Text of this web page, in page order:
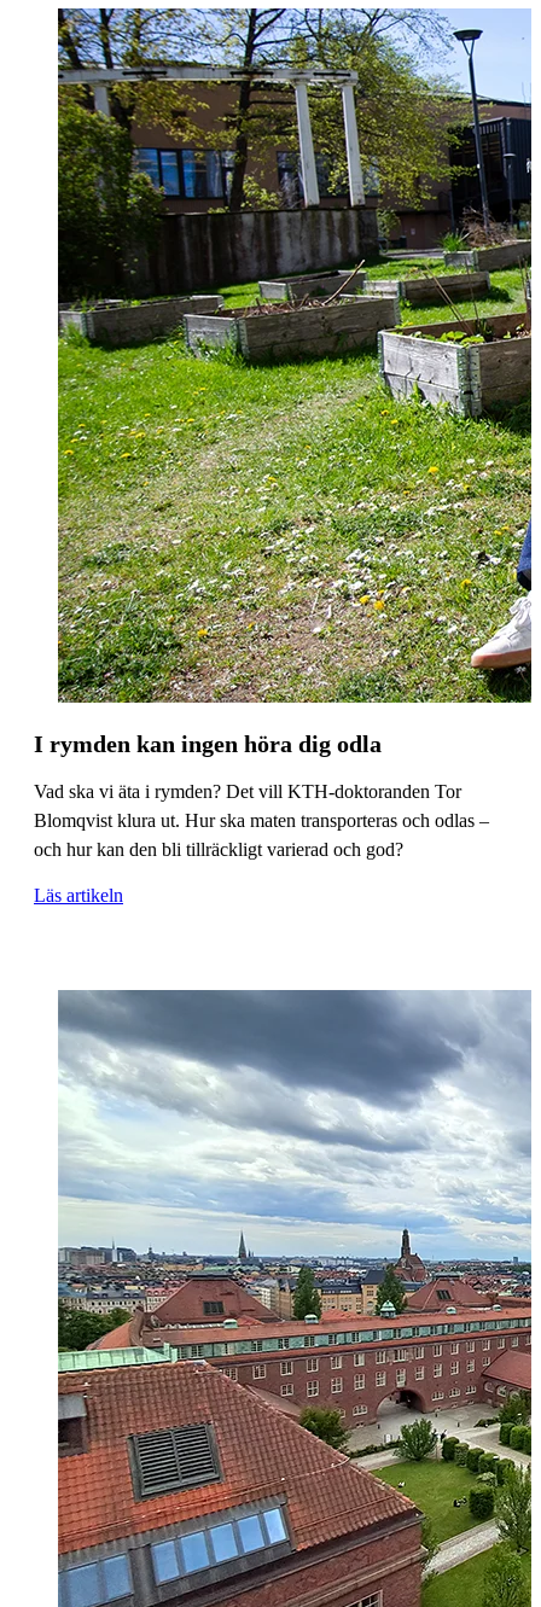
I rymden kan ingen höra dig odla
Vad ska vi äta i rymden? Det vill KTH-doktoranden Tor
Blomqvist klura ut. Hur ska maten transporteras och odlas –
och hur kan den bli tillräckligt varierad och god?
Läs artikeln